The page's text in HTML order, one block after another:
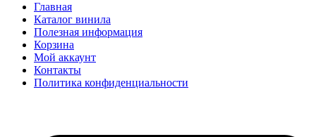
Главная
Каталог винила
Полезная информация
Корзина
Мой аккаунт
Контакты
Политика конфиденциальности